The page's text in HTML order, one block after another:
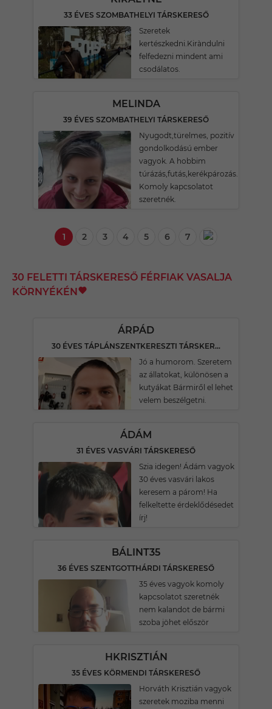
33 ÉVES SZOMBATHELYI TÁRSKERESŐ
Szeretek
kertészkedni.Kiràndulni
felfedezni mindent ami
csodálatos.
MELINDA
39 ÉVES SZOMBATHELYI TÁRSKERESŐ
Nyugodt,türelmes, pozitív
gondolkodású ember
vagyok. A hobbim
túrázás,futás,kerékpározás.
Komoly kapcsolatot
szeretnék.
1 2 3 4 5 6 7
30 FELETTI TÁRSKERESŐ FÉRFIAK VASALJA
KÖRNYÉKÉN
ÁRPÁD
30 ÉVES TÁPLÁNSZENTKERESZTI TÁRSKERESŐ
Jó a humorom. Szeretem
az állatokat, különösen a
kutyákat Bármiről el lehet
velem beszélgetni.
ÁDÁM
31 ÉVES VASVÁRI TÁRSKERESŐ
Szia idegen! Ádám vagyok
30 éves vasvári lakos
keresem a párom! Ha
felkeltette érdeklődésedet
írj!
BÁLINT35
36 ÉVES SZENTGOTTHÁRDI TÁRSKERESŐ
35 éves vagyok komoly
kapcsolatot szeretnék
nem kalandot de bármi
szoba jöhet először
HKRISZTIÁN
35 ÉVES KÖRMENDI TÁRSKERESŐ
Horváth Krisztián vagyok
szeretek moziba menni